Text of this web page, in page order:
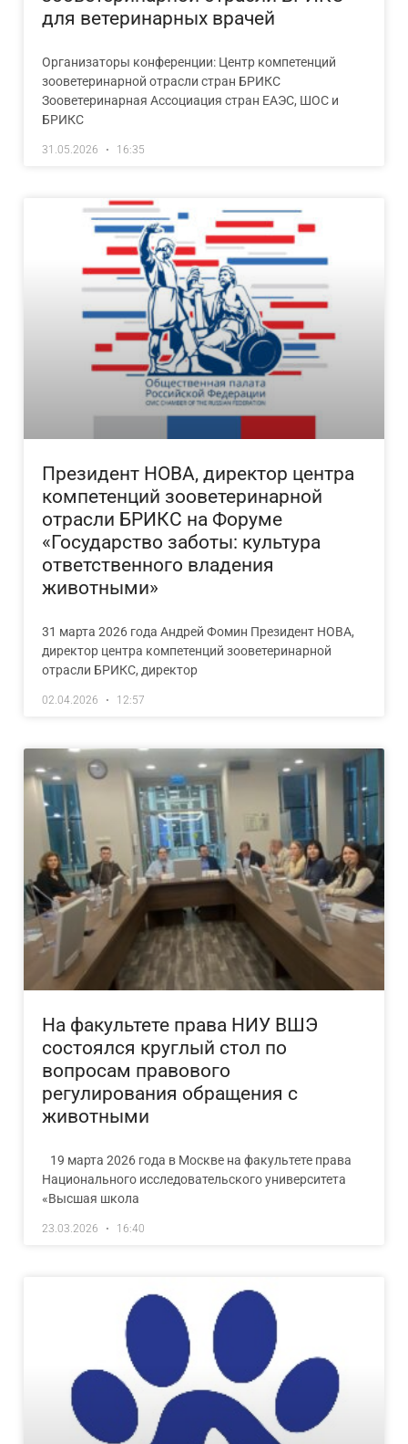
для ветеринарных врачей
Организаторы конференции: Центр компетенций
зооветеринарной отрасли стран БРИКС
Зооветеринарная Ассоциация стран ЕАЭС, ШОС и
БРИКС
31.05.2026 16:35
Президент НОВА, директор центра
компетенций зооветеринарной
отрасли БРИКС на Форуме
«Государство заботы: культура
ответственного владения
животными»
31 марта 2026 года Андрей Фомин Президент НОВА,
директор центра компетенций зооветеринарной
отрасли БРИКС, директор
02.04.2026 12:57
На факультете права НИУ ВШЭ
состоялся круглый стол по
вопросам правового
регулирования обращения с
животными
19 марта 2026 года в Москве на факультете права
Национального исследовательского университета
«Высшая школа
23.03.2026 16:40